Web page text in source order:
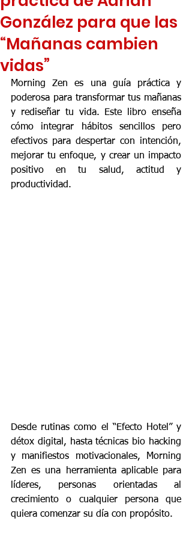
González para que las
“Mañanas cambien
vidas”
Morning Zen es una guía práctica y
poderosa para transformar tus mañanas
y rediseñar tu vida. Este libro enseña
cómo integrar hábitos sencillos pero
efectivos para despertar con intención,
mejorar tu enfoque, y crear un impacto
positivo en tu salud, actitud y
productividad.
Desde rutinas como el “Efecto Hotel” y
détox digital, hasta técnicas bio hacking
y manifiestos motivacionales, Morning
Zen es una herramienta aplicable para
líderes, personas orientadas al
crecimiento o cualquier persona que
quiera comenzar su día con propósito.